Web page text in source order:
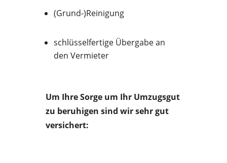
(Grund-)Reinigung
schlüsselfertige Übergabe an
den Vermieter
Um Ihre Sorge um Ihr Umzugsgut
zu beruhigen sind wir sehr gut
versichert: